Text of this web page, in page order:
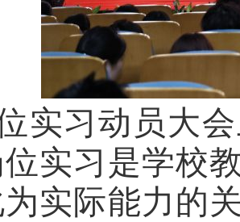
实习动员大
实习是学校
实际能力的